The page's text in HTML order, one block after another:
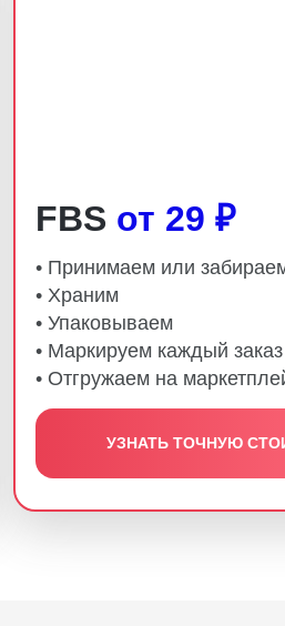
FBS от 29 ₽
• Принимаем или
• Храним
• Упаковываем
• Маркируем каждый заказ
• Отгружаем на
УЗНАТЬ ТОЧНУЮ